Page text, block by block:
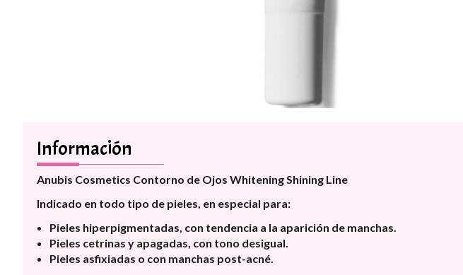
Información
Anubis Cosmetics Contorno de Ojos Whitening Shining Line
Indicado en todo tipo de pieles, en especial para:
Pieles hiperpigmentadas, con tendencia a la aparición de manchas.
Pieles cetrinas y apagadas, con tono desigual.
Pieles asfixiadas o con manchas post-acné.